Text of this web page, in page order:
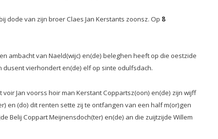
dode van zijn broer Claes Jan Kerstants zoonsz. Op 8
ambacht van Naeld(wijc) en(de) beleghen heeft op die oestzide
dusent vierhondert en(de) elf op sinte odulfsdach.
Jan voorss hoir man Kerstant Coppartsz(oon) en(de) zijn wijff
en (do) dit renten sette zij te ontfangen van een half m(or)gen
Belij Coppart Meijnensdoch(ter) en(de) an die zuijtzijde Willem